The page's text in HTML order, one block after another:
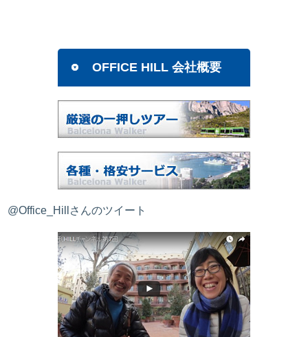
OFFICE HILL 会社概要
@Office_Hillさんのツイート